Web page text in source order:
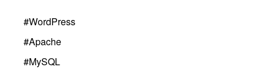
#WordPress
#Apache
#MySQL